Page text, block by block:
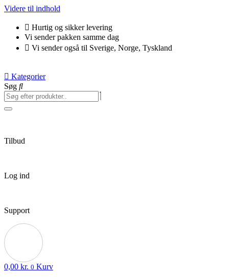
Videre til indhold
Hurtig og sikker levering
Vi sender pakken samme dag
Vi sender også til Sverige, Norge, Tyskland
Kategorier
Søg
Tilbud
Log ind
Support
0,00 kr. 0 Kurv